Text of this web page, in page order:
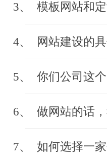
3、 模板网站和
4、 网站建设的
5、 你们公司这
6、 做网站的话
7、 如何选择一